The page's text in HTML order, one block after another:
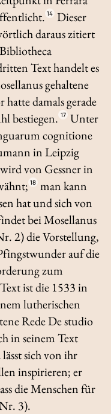
14 Dieser
daraus zitiert
Bibliotheca
Text handelt es
gehaltene
damals gerade
bestiegen. 17 Unter
cognitione
in Leipzig
von Gessner in
18 man kann
hat und sich von
bei Mosellanus
2) die Vorstellung,
auf die
zum
ist die 1533 in
lutherischen
RedeDe studio
in seinem Text
sich von ihr
inspirieren; er
die Menschen für
3).